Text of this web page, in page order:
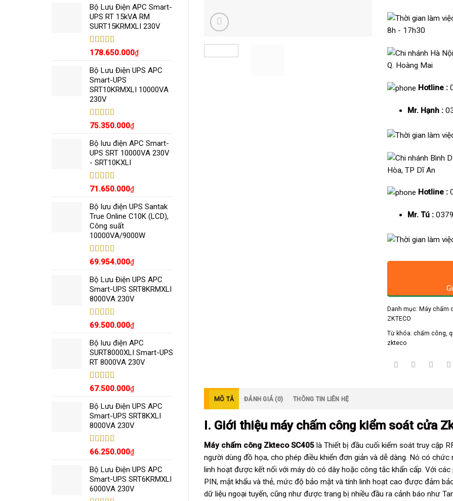
5 sao
Bộ Lưu Điện APC Smart-
UPS RT 15kVA RM
SURT15KRMXLI 230V
Được xếp
sao
178.650.000₫
Bộ Lưu Điện UPS APC
Smart-UPS
SRT10KRMXLI 10000VA
230V
Được xếp
sao
75.350.000₫
Bộ lưu điện APC Smart-
UPS SRT 10000VA 230V
- SRT10KXLI
Được xếp
sao
71.650.000₫
Bộ lưu điện UPS Santak
True Online C10K (LCD),
Công suất
10000VA/9000W
Được xếp
sao
69.954.000₫
Bộ Lưu Điện UPS APC
Smart-UPS SRT8KRMXLI
8000VA 230V
Được xếp
sao
69.500.000₫
Bộ lưu điện APC
SURT8000XLI Smart-UPS
RT 8000VA 230V
Được xếp
sao
67.500.000₫
Bộ Lưu Điện UPS APC
Smart-UPS SRT8KXLI
8000VA 230V
Được xếp
sao
66.250.000₫
Bộ Lưu Điện UPS APC
Smart-UPS SRT6KRMXLI
6000VA 230V
8h - 17h30
Q. Hoàng Mai
Hotline :
Mr. Hạnh :
Hòa, TP Dĩ An
Hotline :
Mr. Tú :
Danh mục: Máy chấm
ZKTECO
Từ khóa:chấm công,
zkteco
MÔ TẢ ĐÁNH GIÁ (0) THÔNG TIN LIÊN HỆ
I. Giới thiệu máy chấm công kiểm soát cửa
Máy chấm công Zkteco SC405 là Thiết bị đầu cuối kiểm soát truy cập
người dùng đồ họa, cho phép điều khiển đơn giản và dễ dàng. Nó có
linh hoạt được kết nối với máy dò có dây hoặc công tắc khẩn cấp. Với
PIN, mật khẩu và thẻ, mức độ bảo mật và tính linh hoạt cao được đảm
dữ liệu ngoại tuyến, cũng như được trang bị nhiều đầu ra cảnh báo như